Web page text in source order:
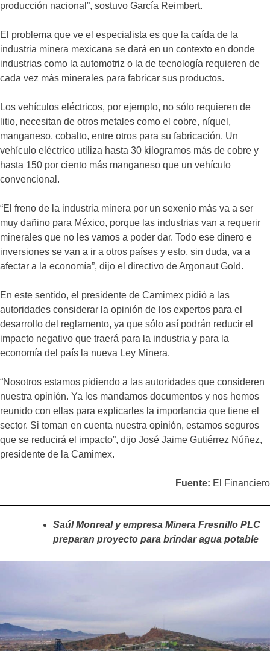
producción nacional”, sostuvo García Reimbert.
El problema que ve el especialista es que la caída de la
industria minera mexicana se dará en un contexto en donde
industrias como la automotriz o la de tecnología requieren de
cada vez más minerales para fabricar sus productos.
Los vehículos eléctricos, por ejemplo, no sólo requieren de
litio, necesitan de otros metales como el cobre, níquel,
manganeso, cobalto, entre otros para su fabricación. Un
vehículo eléctrico utiliza hasta 30 kilogramos más de cobre y
hasta 150 por ciento más manganeso que un vehículo
convencional.
“El freno de la industria minera por un sexenio más va a ser
muy dañino para México, porque las industrias van a requerir
minerales que no les vamos a poder dar. Todo ese dinero e
inversiones se van a ir a otros países y esto, sin duda, va a
afectar a la economía”, dijo el directivo de Argonaut Gold.
En este sentido, el presidente de Camimex pidió a las
autoridades considerar la opinión de los expertos para el
desarrollo del reglamento, ya que sólo así podrán reducir el
impacto negativo que traerá para la industria y para la
economía del país la nueva Ley Minera.
“Nosotros estamos pidiendo a las autoridades que consideren
nuestra opinión. Ya les mandamos documentos y nos hemos
reunido con ellas para explicarles la importancia que tiene el
sector. Si toman en cuenta nuestra opinión, estamos seguros
que se reducirá el impacto”, dijo José Jaime Gutiérrez Núñez,
presidente de la Camimex.
Fuente: El Financiero
Saúl Monreal y empresa Minera Fresnillo PLC
preparan proyecto para brindar agua potable